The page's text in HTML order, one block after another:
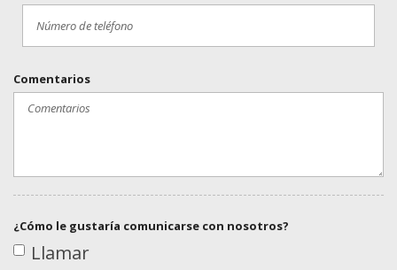
Comentarios
¿Cómo le gustaría comunicarse con nosotros?
Llamar